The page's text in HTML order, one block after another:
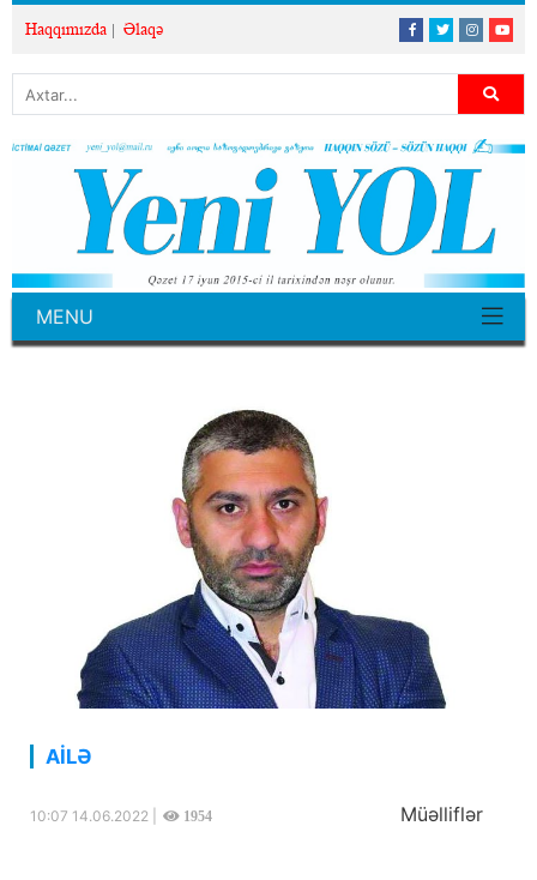
Haqqımızda Əlaqə
MENU
AİLƏ
10:07 14.06.2022 | 1954 Müəlliflər